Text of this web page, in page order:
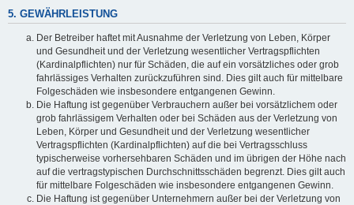
5. GEWÄHRLEISTUNG
Der Betreiber haftet mit Ausnahme der Verletzung von Leben, Körper
und Gesundheit und der Verletzung wesentlicher Vertragspflichten
(Kardinalpflichten) nur für Schäden, die auf ein vorsätzliches oder grob
fahrlässiges Verhalten zurückzuführen sind. Dies gilt auch für mittelbare
Folgeschäden wie insbesondere entgangenen Gewinn.
Die Haftung ist gegenüber Verbrauchern außer bei vorsätzlichem oder
grob fahrlässigem Verhalten oder bei Schäden aus der Verletzung von
Leben, Körper und Gesundheit und der Verletzung wesentlicher
Vertragspflichten (Kardinalpflichten) auf die bei Vertragsschluss
typischerweise vorhersehbaren Schäden und im übrigen der Höhe nach
auf die vertragstypischen Durchschnittsschäden begrenzt. Dies gilt auch
für mittelbare Folgeschäden wie insbesondere entgangenen Gewinn.
Die Haftung ist gegenüber Unternehmern außer bei der Verletzung von